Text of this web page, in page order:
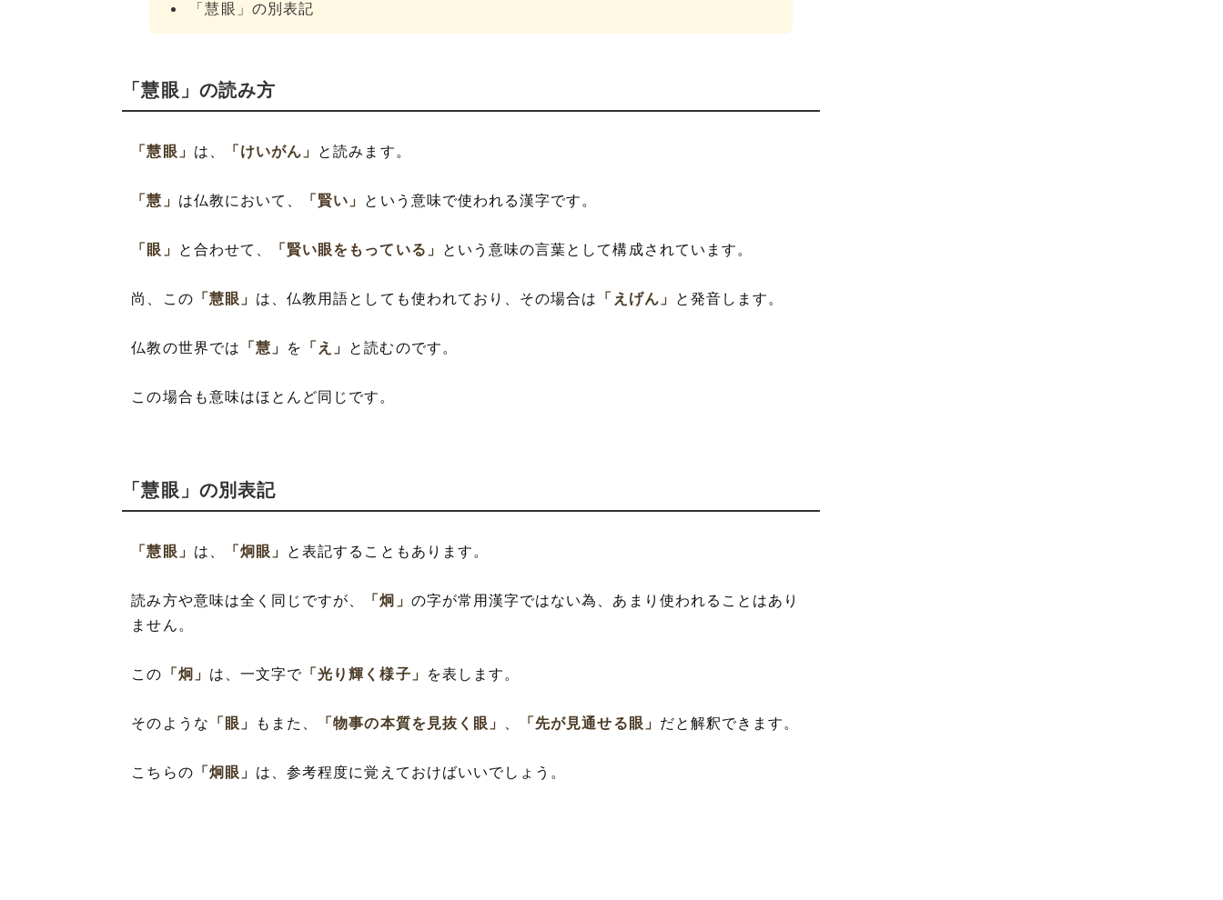
「慧眼」の別表記
「慧眼」の読み方
「慧眼」 は、 「けいがん」 と読みます。
「慧」 は仏教において、 「賢い」 という意味で使われる漢字です。
「眼」 と合わせて、 「賢い眼をもっている」 という意味の言葉として構成されています。
尚、この 「慧眼」 は、仏教用語としても使われており、その場合は 「えげん」 と発音します。
仏教の世界では 「慧」 を 「え」 と読むのです。
この場合も意味はほとんど同じです。
「慧眼」の別表記
「慧眼」 は、 「炯眼」 と表記することもあります。
読み方や意味は全く同じですが、 「炯」 の字が常用漢字ではない為、あまり使われることはあり
ません。
この 「炯」 は、一文字で 「光り輝く様子」 を表します。
そのような 「眼」 もまた、 「物事の本質を見抜く眼」 「先が見通せる眼」 だと解釈できます。
こちらの 「炯眼」 は、参考程度に覚えておけばいいでしょう。